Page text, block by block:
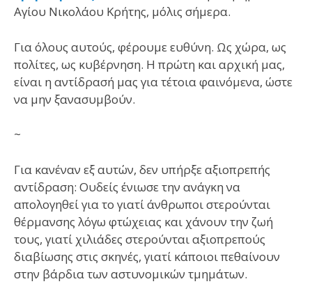
Αγίου Νικολάου Κρήτης, μόλις σήμερα.
Για όλους αυτούς, φέρουμε ευθύνη. Ως χώρα, ως
πολίτες, ως κυβέρνηση. Η πρώτη και αρχική μας,
είναι η αντίδρασή μας για τέτοια φαινόμενα, ώστε
να μην ξανασυμβούν.
~
Για κανέναν εξ αυτών, δεν υπήρξε αξιοπρεπής
αντίδραση: Ουδείς ένιωσε την ανάγκη να
απολογηθεί για το γιατί άνθρωποι στερούνται
θέρμανσης λόγω φτώχειας και χάνουν την ζωή
τους, γιατί χιλιάδες στερούνται αξιοπρεπούς
διαβίωσης στις σκηνές, γιατί κάποιοι πεθαίνουν
στην βάρδια των αστυνομικών τμημάτων.